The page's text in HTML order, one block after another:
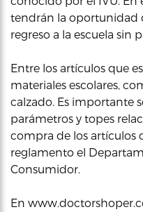
tendrán la oportunidad
regreso a la escuela sin
Entre los artículos que
materiales escolares,
calzado. Es importante
parámetros y topes
compra de los artículos
reglamento el
Consumidor.
En